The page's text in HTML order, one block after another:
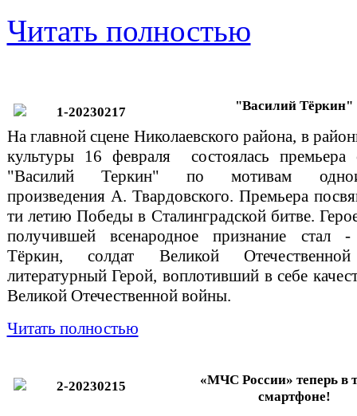
Читать полностью
"Василий Тёркин"
На главной сцене Николаевского района, в
культуры 16 февраля состоялась премьера
"Василий Теркин" по мотивам
произведения А. Твардовского. Премьера
ти летию Победы в Сталинградской битве.
получившей всенародное признание стал
Тёркин, солдат Великой
литературный Герой, воплотивший в себе
Великой Отечественной войны.
Читать полностью
«МЧС России» теперь в
смартфоне!